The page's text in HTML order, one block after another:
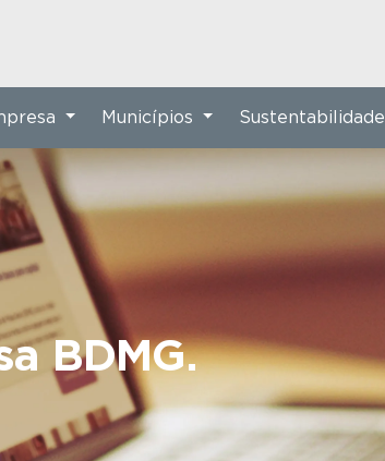
BDMG.
Municípios Sustentabilidade